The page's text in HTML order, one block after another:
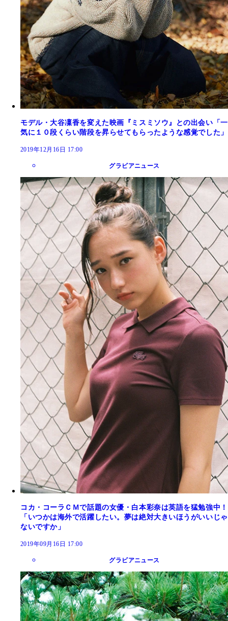
モデル・大谷凜香を変えた映画『ミスミソウ』との出会い「一
気に１０段くらい階段を昇らせてもらったような感覚でした」
2019年12月16日 17:00
グラビアニュース
コカ・コーラＣＭで話題の女優・白本彩奈は英語を猛勉強中！
「いつかは海外で活躍したい。夢は絶対大きいほうがいいじゃ
ないですか」
2019年09月16日 17:00
グラビアニュース